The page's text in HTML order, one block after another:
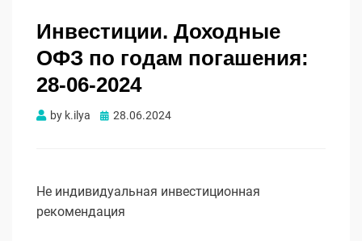
Инвестиции. Доходные
ОФЗ по годам погашения:
28-06-2024
by k.ilya Опубликовано
28.06.2024
Не индивидуальная инвестиционная
рекомендация